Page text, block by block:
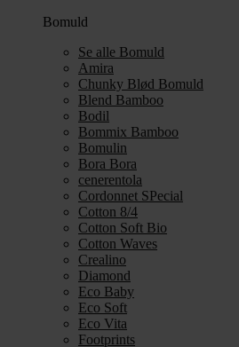
Bomuld
Se alle Bomuld
Amira
Chunky Blød Bomuld
Blend Bamboo
Bodil
Bommix Bamboo
Bomulin
Bora Bora
cenerentola
Cordonnet SPecial
Cotton 8/4
Cotton Soft Bio
Cotton Waves
Crealino
Diamond
Eco Baby
Eco Soft
Eco Vita
Footprints